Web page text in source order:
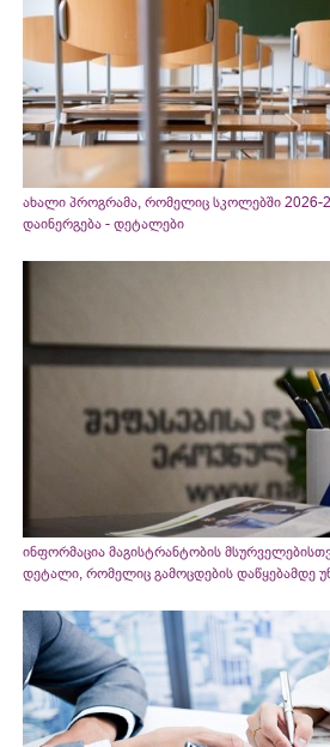
ახალი პროგრამა, რომელიც სკოლებში 2026-
დაინერგება - დეტალები
ინფორმაცია მაგისტრანტობის
დეტალი, რომელიც გამოცდების დაწყებამდე